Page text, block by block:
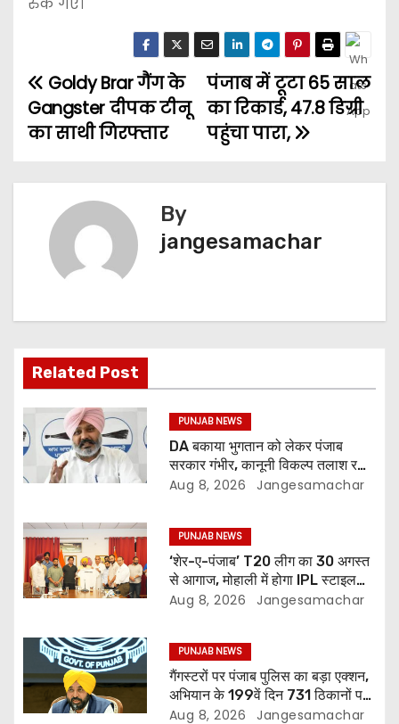
रुक गए।
पंजाब में टूटा 65 साल
का रिकार्ड, 47.8 डिग्री
पहुंचा पारा,
Goldy Brar गैंग के
Gangster दीपक टीनू
का साथी गिरफ्तार
By
jangesamachar
Related Post
PUNJAB NEWS
DA बकाया भुगतान को लेकर पंजाब
सरकार गंभीर, कानूनी विकल्प तलाश रही:
वित्त मंत्री; 27 अगस्त की हड़ताल की
Aug 8, 2026 Jangesamachar
PUNJAB NEWS
‘शेर-ए-पंजाब’ T20 लीग का 30 अगस्त
से आगाज, मोहाली में होगा IPL स्टाइल
क्रिकेट का रोमांच
Aug 8, 2026 Jangesamachar
PUNJAB NEWS
गैंगस्टरों पर पंजाब पुलिस का बड़ा एक्शन,
अभियान के 199वें दिन 731 ठिकानों पर
छापेमारी; 429 गिरफ्तार
Aug 8, 2026 Jangesamachar